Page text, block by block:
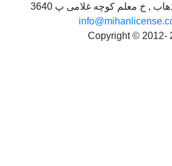
, خ معلم کوچه غلامی پ 3640
Copyright ©